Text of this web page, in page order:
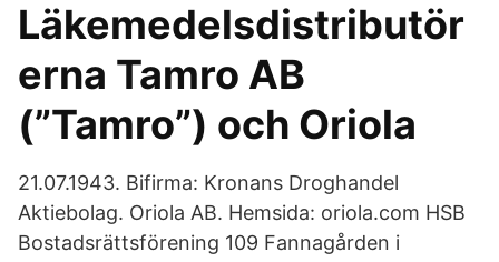
Läkemedelsdistributör
erna Tamro AB
(”Tamro”) och Oriola
21.07.1943. Bifirma: Kronans Droghandel
Aktiebolag. Oriola AB. Hemsida: oriola.com HSB
Bostadsrättsförening 109 Fannagården i